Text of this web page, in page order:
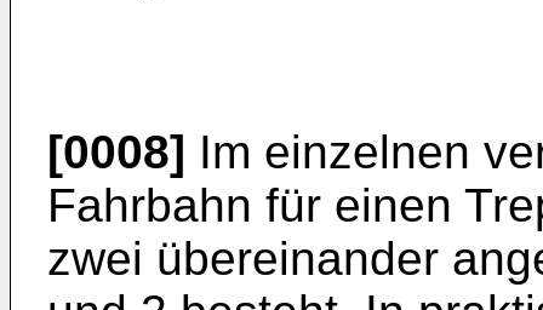
[0008] Im einzelnen
Fahrbahn für einen
zwei übereinander